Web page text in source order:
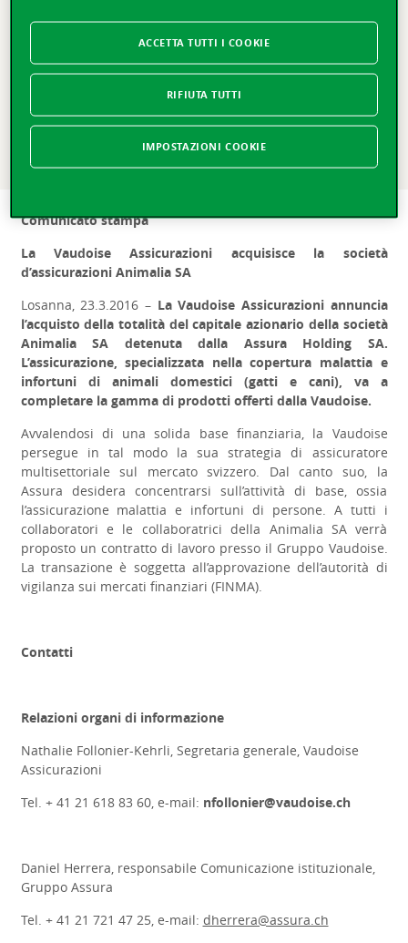
IN BREVE
Losanna, 23.3.2016 – La Vaudoise Assicurazioni annuncia
l’acquisto della totalità del capitale azionario della società
Animalia SA detenuta dalla Assura Holding SA.
L’assicurazione, specializzata nella copertura malattia e
infortuni di animali domestici (gatti e cani), va a
completare la gamma di prodotti offerti dalla Vaudoise.
Comunicato stampa
La Vaudoise Assicurazioni acquisisce la società
d’assicurazioni Animalia SA
Losanna, 23.3.2016 – La Vaudoise Assicurazioni annuncia
l’acquisto della totalità del capitale azionario della società
Animalia SA detenuta dalla Assura Holding SA.
L’assicurazione, specializzata nella copertura malattia e
infortuni di animali domestici (gatti e cani), va a
completare la gamma di prodotti offerti dalla Vaudoise.
Avvalendosi di una solida base finanziaria, la Vaudoise
persegue in tal modo la sua strategia di assicuratore
multisettoriale sul mercato svizzero. Dal canto suo, la
Assura desidera concentrarsi sull’attività di base, ossia
l’assicurazione malattia e infortuni di persone. A tutti i
collaboratori e le collaboratrici della Animalia SA verrà
proposto un contratto di lavoro presso il Gruppo Vaudoise.
La transazione è soggetta all’approvazione dell’autorità di
vigilanza sui mercati finanziari (FINMA).
Contatti
Relazioni organi di informazione
Nathalie Follonier-Kehrli, Segretaria generale, Vaudoise
Assicurazioni
Tel. + 41 21 618 83 60, e-mail: nfollonier@vaudoise.ch
Daniel Herrera, responsabile Comunicazione istituzionale,
Gruppo Assura
Tel. + 41 21 721 47 25, e-mail: dherrera@assura.ch
RIFIUTA TUTTI
ACCETTA TUTTI I COOKIE
IMPOSTAZIONI COOKIE